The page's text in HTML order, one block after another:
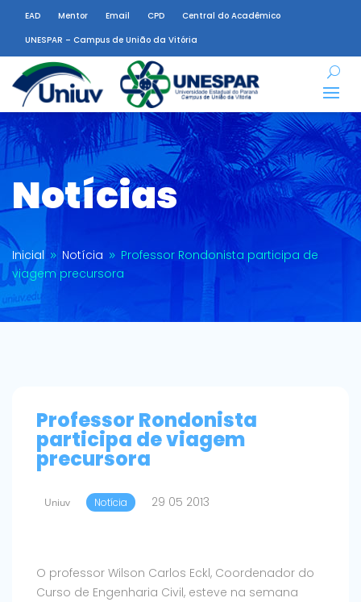
EAD Mentor Email CPD
Central do Acadêmico
UNESPAR – Campus de União da Vitória
Notícias
Inicial 9 Notícia 9 Professor Rondonista participa de
viagem precursora
Professor Rondonista
participa de viagem
precursora
Uniuv Notícia 29 05 2013
O professor Wilson Carlos Eckl, Coordenador do
Curso de Engenharia Civil, esteve na semana